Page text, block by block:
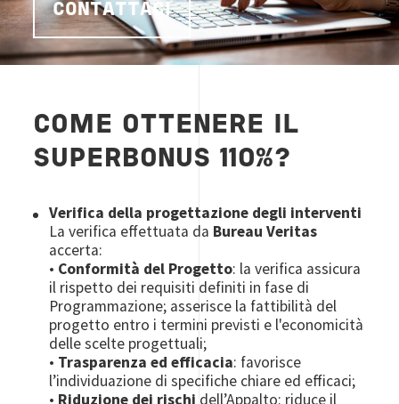
CONTATTACI
COME OTTENERE IL
SUPERBONUS 110%?
Verifica della progettazione degli interventi
La verifica effettuata da Bureau Veritas
accerta:
• Conformità del Progetto: la verifica assicura
il rispetto dei requisiti definiti in fase di
Programmazione; asserisce la fattibilità del
progetto entro i termini previsti e l'economicità
delle scelte progettuali;
• Trasparenza ed efficacia: favorisce
l’individuazione di specifiche chiare ed efficaci;
• Riduzione dei rischi dell’Appalto: riduce il